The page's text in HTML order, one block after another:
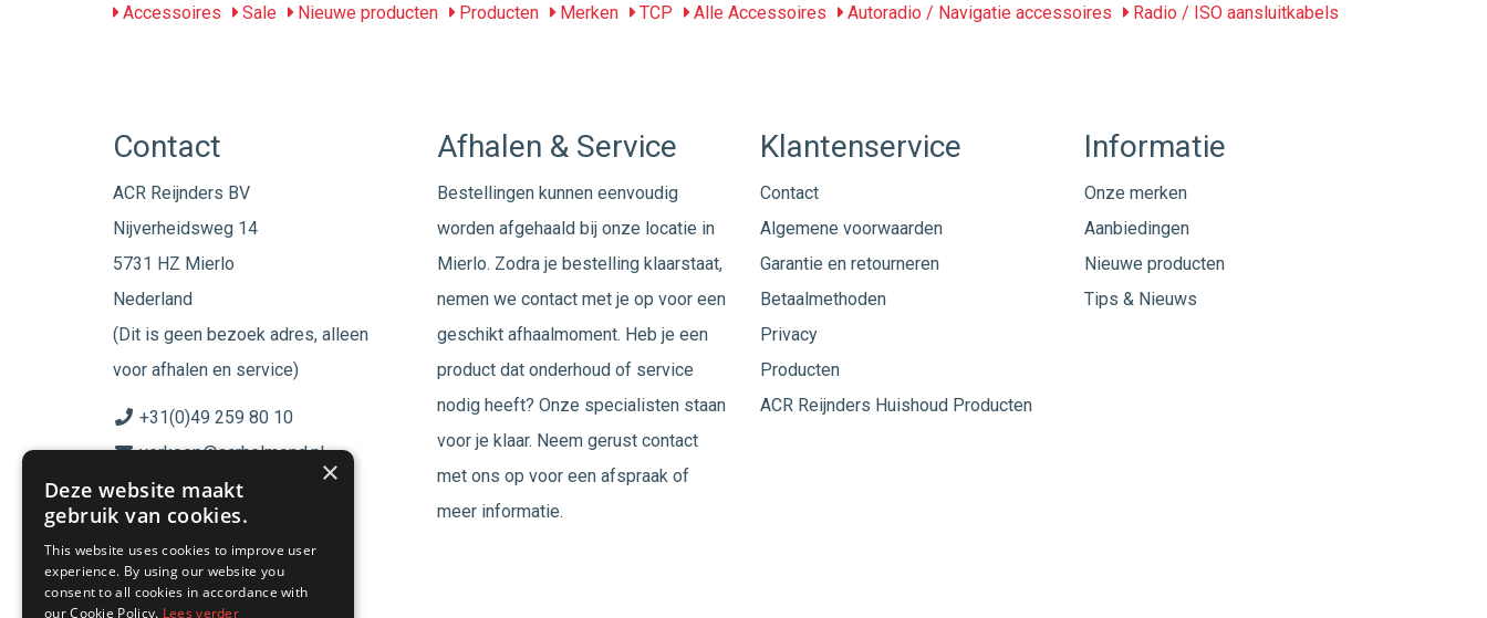
Accessoires
Sale Nieuwe producten Producten Merken TCP Alle Accessoires Autoradio / Navigatie accessoires Radio / ISO aansluitkabels
Contact
ACR Reijnders BV
Nijverheidsweg 14
5731 HZ Mierlo
Nederland
(Dit is geen bezoek adres, alleen
voor afhalen en service)
+31(0)49 259 80 10
verkoop@acrhelmond.nl
KvK nummer: 17025674
Volg ons op
Afhalen & Service
Bestellingen kunnen eenvoudig
worden afgehaald bij onze locatie in
Mierlo. Zodra je bestelling klaarstaat,
nemen we contact met je op voor een
geschikt afhaalmoment. Heb je een
product dat onderhoud of service
nodig heeft? Onze specialisten staan
voor je klaar. Neem gerust contact
met ons op voor een afspraak of
meer informatie.
Klantenservice
Contact
Algemene voorwaarden
Garantie en retourneren
Betaalmethoden
Privacy
Producten
ACR Reijnders Huishoud Producten
Informatie
Onze merken
Aanbiedingen
Nieuwe producten
Tips & Nieuws
×
Deze website maakt
gebruik van cookies.
This website uses cookies to improve user
experience. By using our website you
consent to all cookies in accordance with
our Cookie Policy. Lees verder